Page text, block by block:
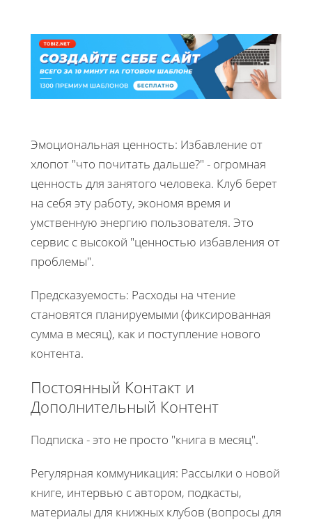
Эмоциональная ценность: Избавление от
хлопот "что почитать дальше?" - огромная
ценность для занятого человека. Клуб берет
на себя эту работу, экономя время и
умственную энергию пользователя. Это
сервис с высокой "ценностью избавления от
проблемы".
Предсказуемость: Расходы на чтение
становятся планируемыми (фиксированная
сумма в месяц), как и поступление нового
контента.
Постоянный Контакт и
Дополнительный Контент
Подписка - это не просто "книга в месяц".
Регулярная коммуникация: Рассылки о новой
книге, интервью с автором, подкасты,
материалы для книжных клубов (вопросы для